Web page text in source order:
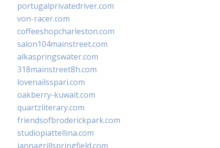
portugalprivatedriver.com
von-racer.com
coffeeshopcharleston.com
salon104mainstreet.com
alkaspringswater.com
318mainstreet8h.com
lovenailsspari.com
oakberry-kuwait.com
quartzliterary.com
friendsofbroderickpark.com
studiopiattellina.com
jannagrillspringfield.com